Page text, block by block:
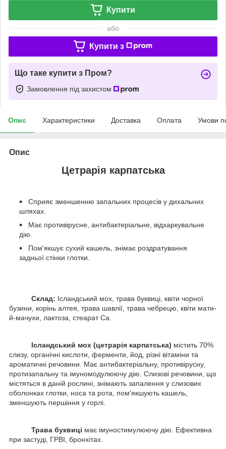
Купити
або
Купити з
Що таке купити з Пром?
Замовлення під захистом
Опис Характеристики Доставка Оплата Умови
Опис
Цетрарія карпатська
Сприяє зменшенню запальних процесів у дихальних
шляхах.
Має противірусне, антибактеріальне, відхаркувальне
дію.
Пом'якшує сухий кашель, знімає роздратування
задньої стінки глотки.
Склад: Ісландський мох, трава буквиці, квіти чорної
бузини, корінь алтея, трава шавлії, трава чебрецю, квіти мати-
й-мачухи, лактоза, стеарат Са.
Ісландський мох (цетрарія карпатська) містить 70%
слизу, органічні кислоти, ферменти, йод, різні вітаміни та
ароматичні речовини. Має антибактеріальну, противірусну,
протизапальну та імуномодулюючу дію. Слизові речовини, що
містяться в даній рослині, знімають запалення у слизових
оболонках глотки, носа та рота, пом'якшують кашель,
зменшують першіння у горлі.
Трава буквиці має імуностимулюючу дію. Ефективна
при застуді, ГРВІ, бронхітах.